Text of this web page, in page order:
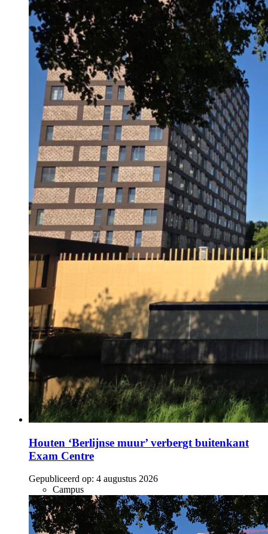
Houten ‘Berlijnse muur’ verbergt buitenkant
Exam Centre
Gepubliceerd op: 4 augustus 2026
Campus